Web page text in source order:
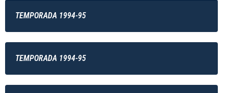
TEMPORADA 1994-95
TEMPORADA 1994-95